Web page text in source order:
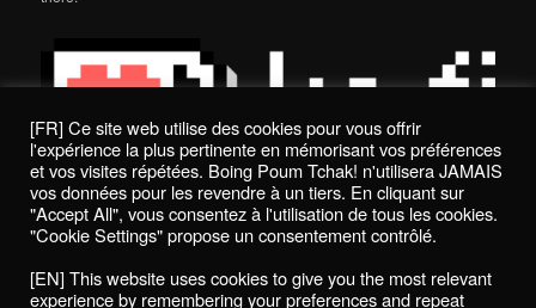
Politique de confidentialité / Privacy Policy
Boing Poum Tchak! - 2022
[FR] Ce site web utilise des cookies pour vous offrir
l'expérience la plus pertinente en mémorisant vos préférences
et vos visites répétées. Boing Poum Tchak! n'utilisera JAMAIS
vos données pour les revendre à un tiers. En cliquant sur
"Accept All", vous consentez à l'utilisation de tous les cookies.
"Cookie Settings" propose un consentement contrôlé.
[EN] This website uses cookies to give you the most relevant
experience by remembering your preferences and repeat